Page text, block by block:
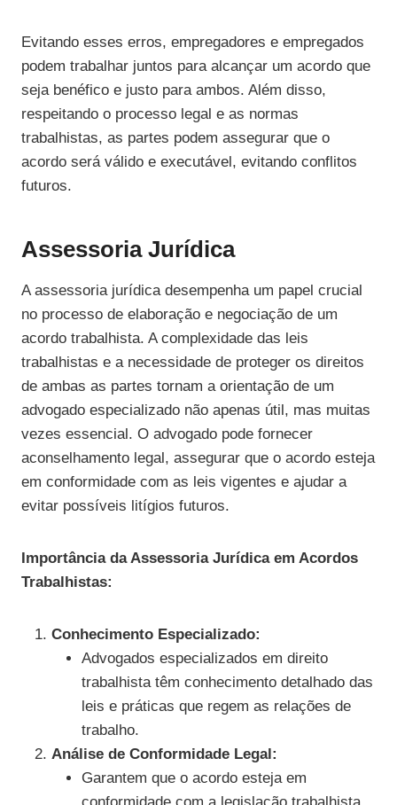
Evitando esses erros, empregadores e empregados
podem trabalhar juntos para alcançar um acordo que
seja benéfico e justo para ambos. Além disso,
respeitando o processo legal e as normas
trabalhistas, as partes podem assegurar que o
acordo será válido e executável, evitando conflitos
futuros.
Assessoria Jurídica
A assessoria jurídica desempenha um papel crucial
no processo de elaboração e negociação de um
acordo trabalhista. A complexidade das leis
trabalhistas e a necessidade de proteger os direitos
de ambas as partes tornam a orientação de um
advogado especializado não apenas útil, mas muitas
vezes essencial. O advogado pode fornecer
aconselhamento legal, assegurar que o acordo esteja
em conformidade com as leis vigentes e ajudar a
evitar possíveis litígios futuros.
Importância da Assessoria Jurídica em Acordos
Trabalhistas:
Conhecimento Especializado:
Advogados especializados em direito
trabalhista têm conhecimento detalhado das
leis e práticas que regem as relações de
trabalho.
Análise de Conformidade Legal:
Garantem que o acordo esteja em